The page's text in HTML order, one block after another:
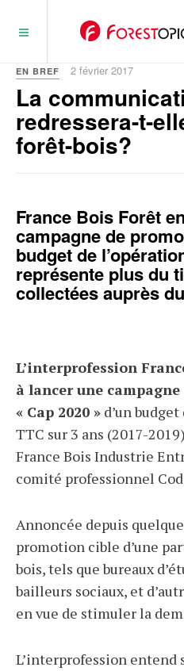
EN BREF 2 février 2017
La
redressera-t-
forêt-bois?
France Bois Forêt
campagne de
budget de
représente plus du
collectées auprès
L’interprofession
à lancer une
« Cap 2020 » d’un
TTC sur 3 ans (2017-
France Bois Industrie
comité professionnel
Annoncée depuis
promotion cible d’une
bois, tels que bureaux
bailleurs sociaux, et
en vue de stimuler la
L’interprofession entend